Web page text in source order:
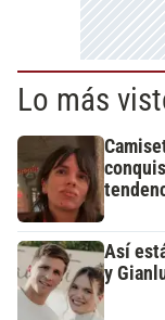
Lo más
Así
y